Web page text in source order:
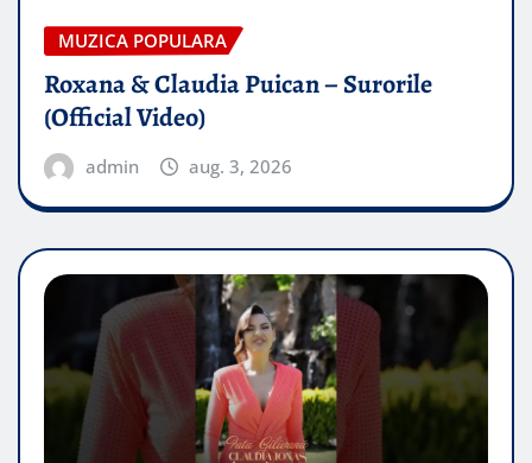
MUZICA POPULARA
Roxana & Claudia Puican – Surorile
(Official Video)
admin aug. 3, 2026